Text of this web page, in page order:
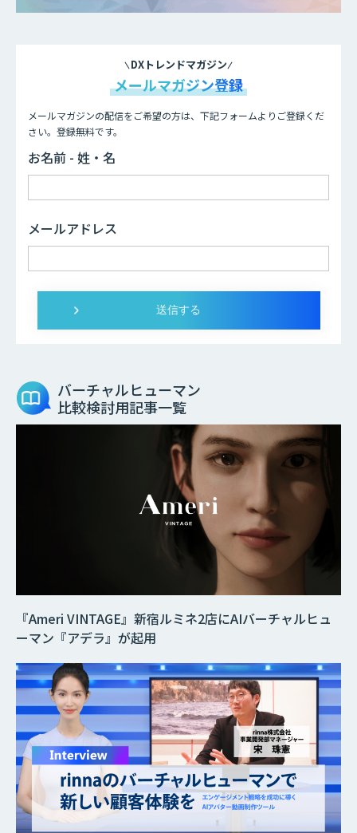
DXトレンドマガジン
メールマガジン登録
メールマガジンの配信をご希望の方は、下記フォームよりご登録くだ
さい。登録無料です。
お名前 - 姓・名
メールアドレス
バーチャルヒューマン
比較検討用記事一覧
『Ameri VINTAGE』新宿ルミネ2店にAIバーチャルヒュ
ーマン『アデラ』が起用